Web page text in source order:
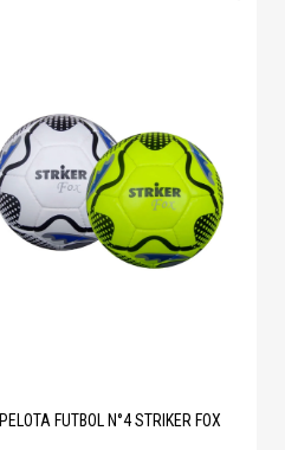
PELOTA FUTBOL N°4 STRIKER FOX